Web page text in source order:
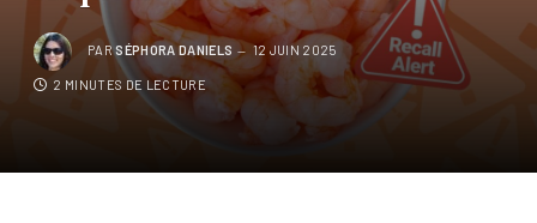
PARSÉPHORA DANIELS 12 JUIN 2025
2 MINUTES DE LECTURE